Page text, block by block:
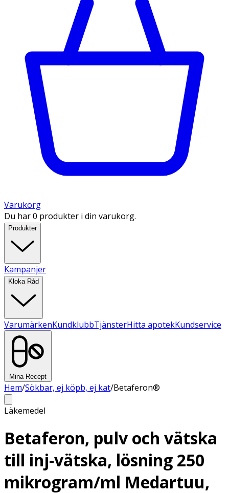
Varukorg
Du har 0 produkter i din varukorg.
Produkter
Kampanjer
Kloka Råd
VarumärkenKundklubbTjänsterHitta apotekKundservice
Mina Recept
Hem/Sökbar, ej köpb, ej kat/Betaferon®
Läkemedel
Betaferon, pulv och vätska
till inj-vätska, lösning 250
mikrogram/ml Medartuu,